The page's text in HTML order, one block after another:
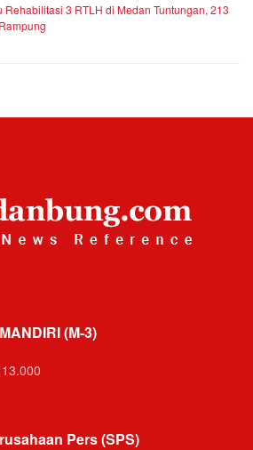
Rehabilitasi 3 RTLH di Medan Tuntungan, 213
(M-3)
Pers (SPS)